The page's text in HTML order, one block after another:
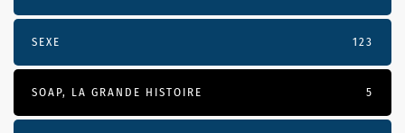
SEXE 123
SOAP, LA GRANDE HISTOIRE 5